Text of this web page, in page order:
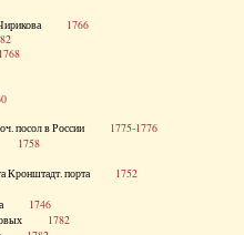
Чирикова 1766
1768
посол в России 1775-1776
1758
Кронштадт. порта 1752
1746
1782